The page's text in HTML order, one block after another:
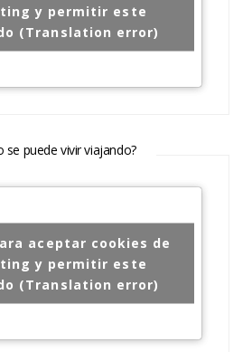
y permitir este
(Translation error)
se puede vivir viajando?
aceptar cookies de
y permitir este
(Translation error)